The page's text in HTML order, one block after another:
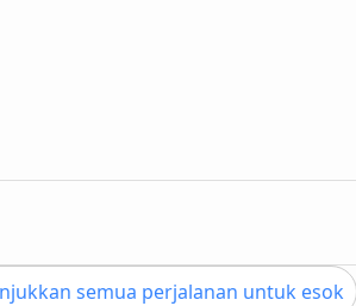
semua perjalanan untuk esok